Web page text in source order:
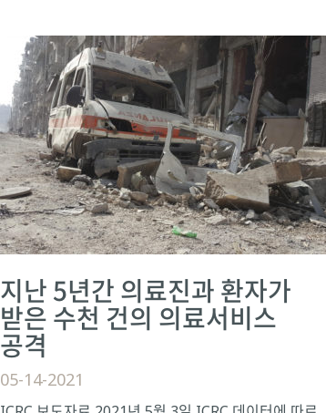
지난 5년간 의료진과 환자가
받은 수천 건의 의료서비스
공격
05-14-2021